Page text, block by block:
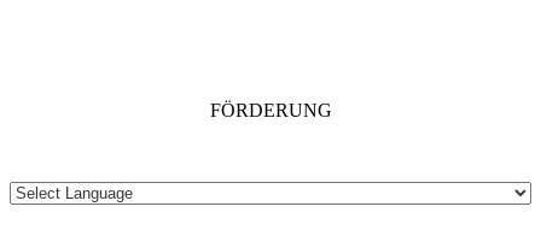
FÖRDERUNG